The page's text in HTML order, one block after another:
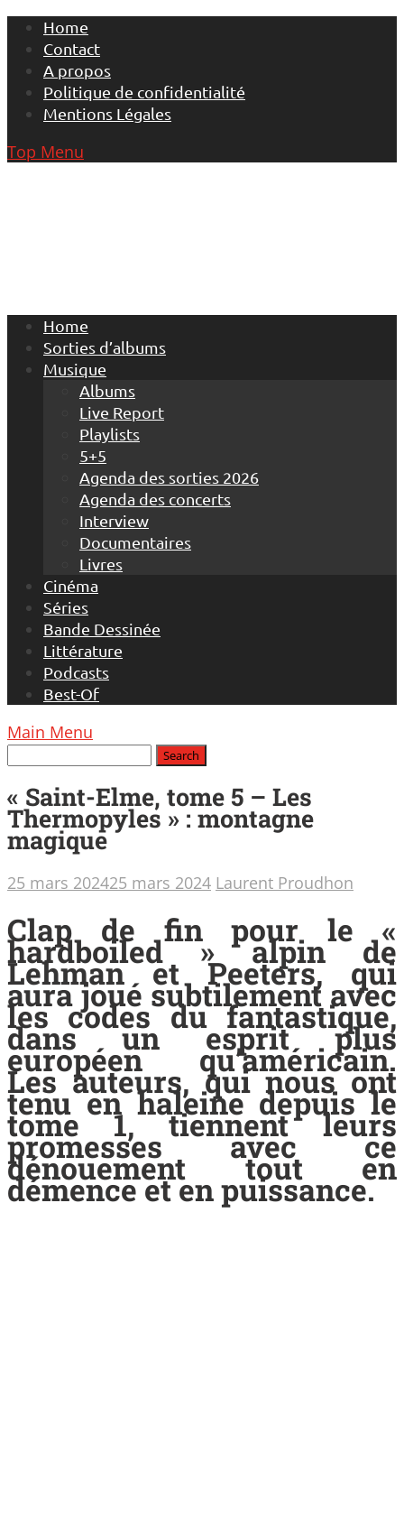
Skip
content
Home
Contact
A propos
Politique de confidentialité
Mentions Légales
Top Menu
Home
Sorties d’albums
Musique
Albums
Live Report
Playlists
5+5
Agenda des sorties 2026
Agenda des concerts
Interview
Documentaires
Livres
Cinéma
Séries
Bande Dessinée
Littérature
Podcasts
Best-Of
Main Menu
« Saint-Elme, tome 5 – Les
Thermopyles » : montagne
magique
25 mars 202425 mars 2024 Laurent Proudhon
Clap de fin pour le «
hardboiled » alpin de
Lehman et Peeters, qui
aura joué subtilement avec
les codes du fantastique,
dans un esprit plus
européen qu’américain.
Les auteurs, qui nous ont
tenu en haleine depuis le
tome 1, tiennent leurs
promesses avec ce
dénouement tout en
démence et en puissance.